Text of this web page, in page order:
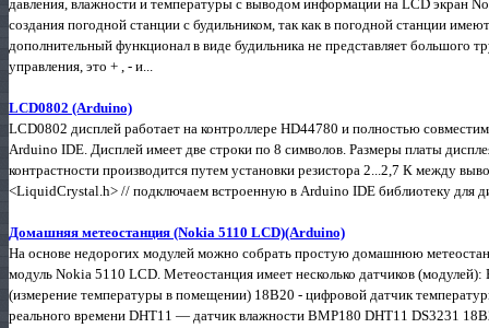
давления, влажности и температуры с выводом информации на LCD экран
создания погодной станции с будильником, так как в погодной станции
дополнительный функционал в виде будильника не представляет большого
управления, это + , - и...
LCD0802 (Arduino)
LCD0802 дисплей работает на контроллере HD44780 и полностью
Arduino IDE. Дисплей имеет две строки по 8 символов. Размеры платы
контрастности производится путем установки резистора 2...2,7 К между
<LiquidCrystal.h> // подключаем встроенную в Arduino IDE библиотеку для
Домашняя метеостанция (Nokia 5110 LCD)(Arduino)
На основе недорогих модулей можно собрать простую домашнюю
модуль Nokia 5110 LCD. Метеостанция имеет несколько датчиков
(измерение температуры в помещении) 18B20 - цифровой датчик
реального времени DHT11 — датчик влажности BMP180 DHT11 DS3231